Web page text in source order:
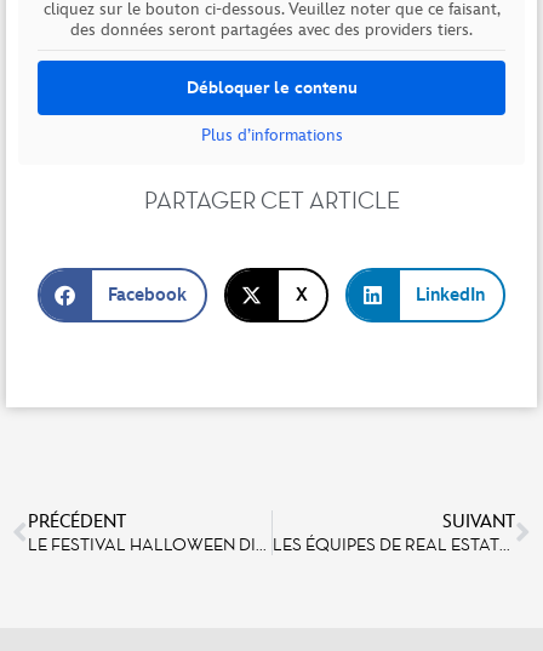
cliquez sur le bouton ci-dessous. Veuillez noter que ce faisant,
des données seront partagées avec des providers tiers.
Débloquer le contenu
Plus d’informations
PARTAGER CET ARTICLE
Facebook X LinkedIn
PRÉCÉDENT
LE FESTIVAL HALLOWEEN DISNEY S’EMPARERA DE DISNEYLAND PARIS AVEC PLUS DE FRISSONS, DE RIRES ET DE MYSTERE !
SUIVANT
LES ÉQUIPES DE REAL ESTATE DEVELOPMENT BY EURO DISNEY VISITENT LA DELOITTE UNIVERSITY EMEA